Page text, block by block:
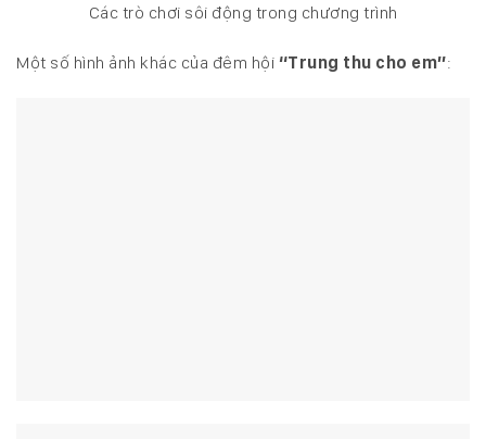
Các trò chơi sôi động trong chương trình
Một số hình ảnh khác của đêm hội “Trung thu cho em”: